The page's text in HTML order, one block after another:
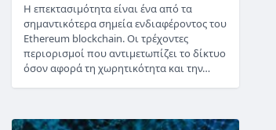
Η επεκτασιμότητα είναι ένα από τα
σημαντικότερα σημεία ενδιαφέροντος του
Ethereum blockchain. Οι τρέχοντες
περιορισμοί που αντιμετωπίζει το δίκτυο
όσον αφορά τη χωρητικότητα και την…